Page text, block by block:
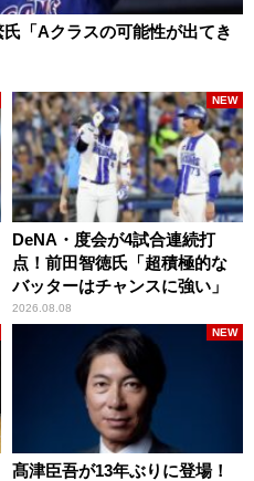
「Aクラスの可能性が出てき
DeNA・度会が4試合連続打
点！前田智徳氏「超積極的な
バッターはチャンスに強い」
2026.08.08
NEW
髙津臣吾が13年ぶりに登場！
NEW